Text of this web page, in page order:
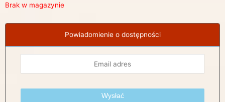
Brak w magazynie
Powiadomienie o dostępności
Wysłać